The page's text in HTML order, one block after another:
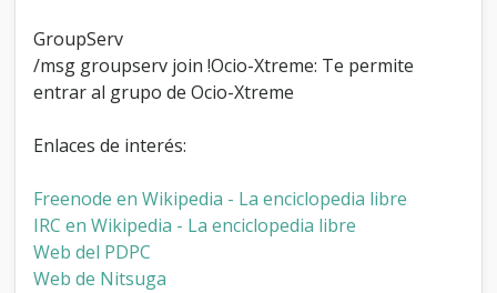
GroupServ
/msg groupserv join !Ocio-Xtreme: Te permite
entrar al grupo de Ocio-Xtreme
Enlaces de interés:
Freenode en Wikipedia - La enciclopedia libre
IRC en Wikipedia - La enciclopedia libre
Web del PDPC
Web de Nitsuga